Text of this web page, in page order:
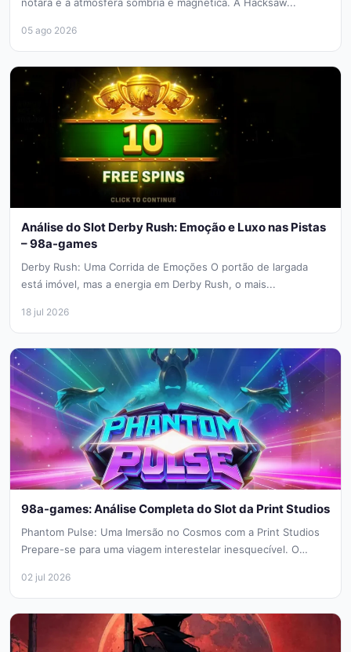
05 ago 2026
Análise do Slot Derby Rush: Emoção e Luxo nas Pistas
– 98a-games
Derby Rush: Uma Corrida de Emoções O portão de largada
está imóvel, mas a energia em Derby Rush, o mais...
18 jul 2026
98a-games: Análise Completa do Slot da Print Studios
Phantom Pulse: Uma Imersão no Cosmos com a Print Studios
Prepare-se para uma viagem interestelar inesquecível. O
02 jul 2026